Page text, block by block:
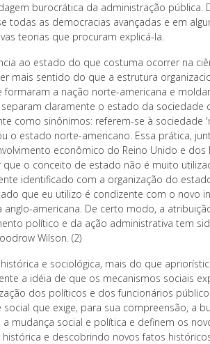
burocrática da administração pública.
todas as democracias avançadas e em
teorias que procuram explicá-la.
ao estado do que costuma ocorrer na
mais sentido do que a estrutura
formaram a nação norte-americana e
claramente o estado da sociedade
como sinônimos: referem-se à
o estado norte-americano. Essa prática,
econômico do Reino Unido e
o conceito de estado não é muito
identificado com a organização do
que eu utilizo é condizente com o novo
anglo-americana. De certo modo, a
político e da ação administrativa tem
Wilson. (2)
e sociológica, mais do que
a idéia de que os mecanismos sociais
dos políticos e dos funcionários
que exige, para sua compreensão, a
mudança social e política e definem os
e descobrindo novos fatos